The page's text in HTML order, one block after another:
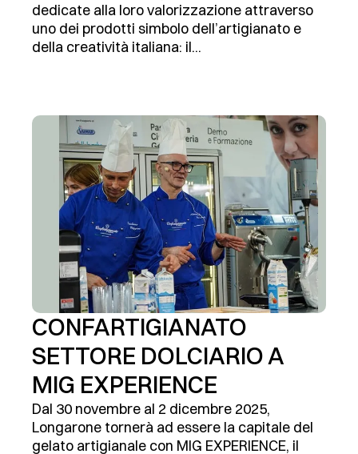
dedicate alla loro valorizzazione attraverso
uno dei prodotti simbolo dell’artigianato e
della creatività italiana: il...
CONFARTIGIANATO
SETTORE DOLCIARIO A
MIG EXPERIENCE
Dal 30 novembre al 2 dicembre 2025,
Longarone tornerà ad essere la capitale del
gelato artigianale con MIG EXPERIENCE, il